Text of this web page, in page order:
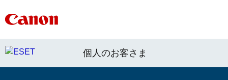
個人のお客さま